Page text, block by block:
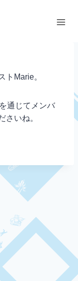
トMarie。
通じてメンバ
さいね。